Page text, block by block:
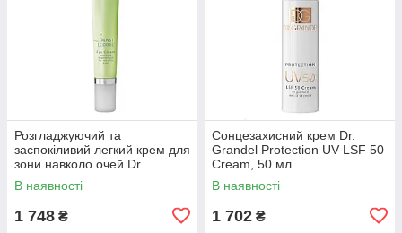
Розгладжуючий та
заспокіливий легкий крем для
зони навколо очей Dr.
Grandel Sensicode Eye
Cream, 20 мл
В наявності
1 748 ₴
Сонцезахисний крем Dr.
Grandel Protection UV LSF 50
Cream, 50 мл
В наявності
1 702 ₴